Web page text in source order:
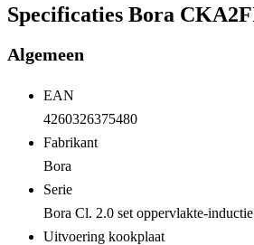
Specificaties Bora
Algemeen
EAN
4260326375480
Fabrikant
Bora
Serie
Bora Cl. 2.0 set oppervlakte-
Uitvoering kookplaat